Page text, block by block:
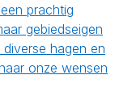
prachtig
gebiedseigen
hagen en
onze wensen